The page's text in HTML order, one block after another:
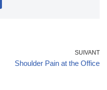
SUIVANT
Shoulder Pain at the Office